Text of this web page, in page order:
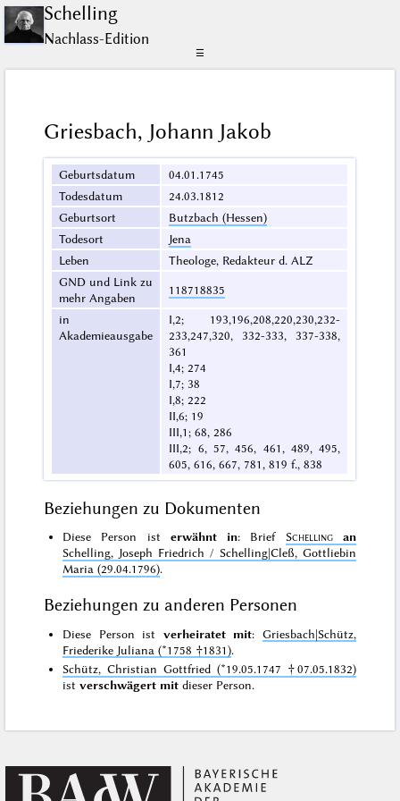
Schelling
Nachlass-Edition
☰
Griesbach, Johann Jakob
Geburtsdatum
04.01.1745
Todesdatum
24.03.1812
Geburtsort
Butzbach (Hessen)
Todesort
Jena
Leben
Theologe, Redakteur d. ALZ
GND und Link zu
mehr Angaben
118718835
in
Akademieausgabe
I,2; 193,196,208,220,230,232-
233,247,320, 332-333, 337-338,
361
I,4; 274
I,7; 38
I,8; 222
II,6; 19
III,1; 68, 286
III,2; 6, 57, 456, 461, 489, 495,
605, 616, 667, 781, 819 f., 838
Beziehungen zu Dokumenten
Diese Person ist erwähnt in: Brief Schelling
an
Schelling, Joseph Friedrich / Schelling|Cleß, Gottliebin
Maria (29.04.1796).
Beziehungen zu anderen Personen
Diese Person ist verheiratet mit: Griesbach|Schütz,
Friederike Juliana (*1758 †1831).
Schütz, Christian Gottfried (*19.05.1747 †07.05.1832)
istverschwägert mit dieser Person.